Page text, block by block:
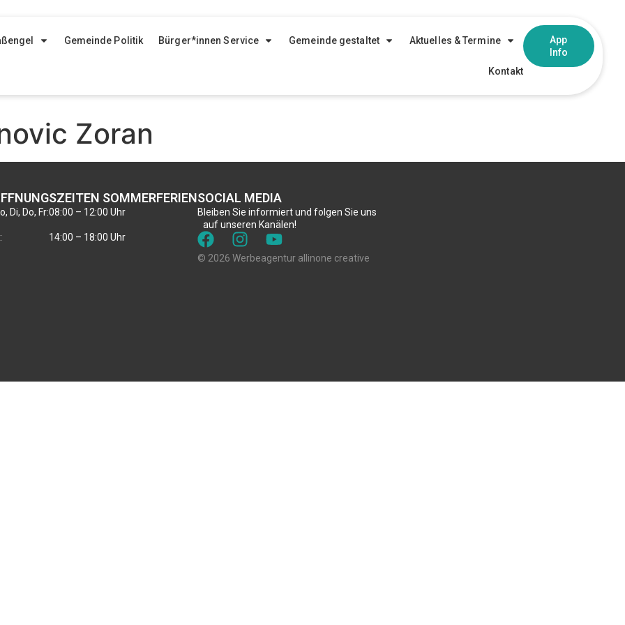
Gemeinde Politik Bürger*innen Service Gemeinde gestaltet Aktuelles & Termine
Kontakt
App
Info
Zoran
SOMMERFERIEN
Di, Do, Fr:08:00 – 12:00 Uhr
14:00 – 18:00 Uhr
SOCIAL MEDIA
Bleiben Sie informiert und folgen Sie uns
auf unseren Kanälen!
© 2026 Werbeagentur allinone creative